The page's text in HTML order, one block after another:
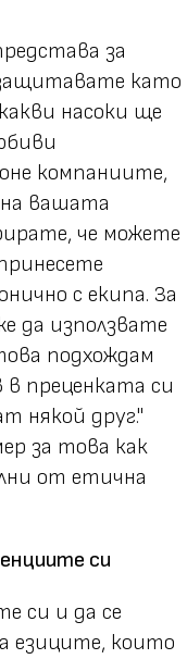
за
като
насоки ще
компаниите,
вашата
че можете
с екипа. За
да използвате
подхождам
преценката си
някой друг."
за това как
от етична
си
си и да се
езиците, които